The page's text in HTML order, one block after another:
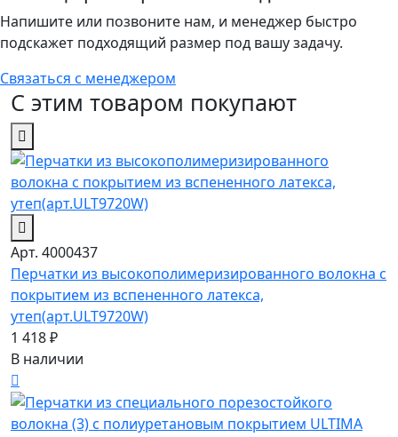
Напишите или позвоните нам, и менеджер быстро
подскажет подходящий размер под вашу задачу.
Связаться с менеджером
С этим товаром покупают
Арт. 4000437
Перчатки из высокополимеризированного волокна c
покрытием из вспененного латекса,
утеп(арт.ULT9720W)
1 418 ₽
В наличии